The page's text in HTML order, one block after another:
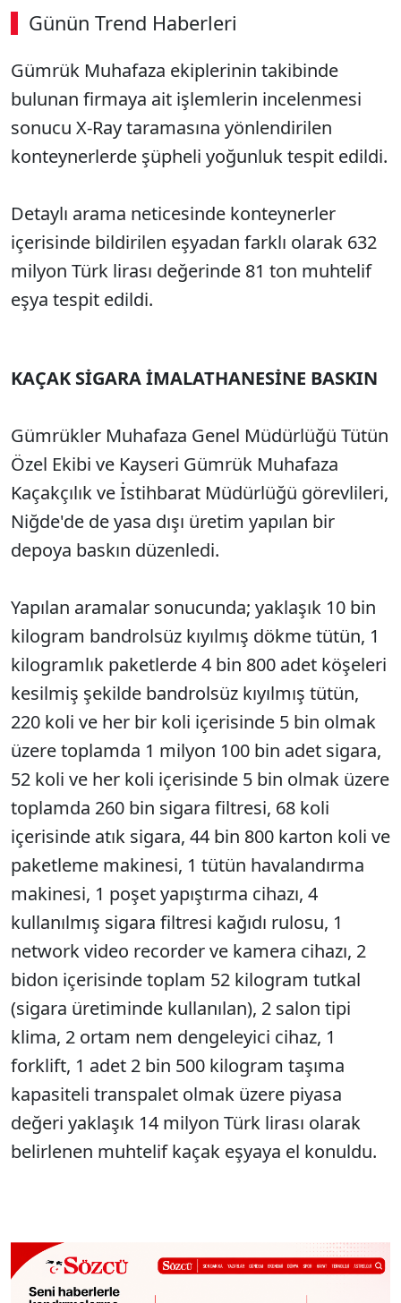
Günün Trend Haberleri
Gümrük Muhafaza ekiplerinin takibinde
bulunan firmaya ait işlemlerin incelenmesi
sonucu X-Ray taramasına yönlendirilen
konteynerlerde şüpheli yoğunluk tespit edildi.
Detaylı arama neticesinde konteynerler
içerisinde bildirilen eşyadan farklı olarak 632
milyon Türk lirası değerinde 81 ton muhtelif
eşya tespit edildi.
KAÇAK SİGARA İMALATHANESİNE BASKIN
Gümrükler Muhafaza Genel Müdürlüğü Tütün
Özel Ekibi ve Kayseri Gümrük Muhafaza
Kaçakçılık ve İstihbarat Müdürlüğü görevlileri,
Niğde'de de yasa dışı üretim yapılan bir
depoya baskın düzenledi.
Yapılan aramalar sonucunda; yaklaşık 10 bin
kilogram bandrolsüz kıyılmış dökme tütün, 1
kilogramlık paketlerde 4 bin 800 adet köşeleri
kesilmiş şekilde bandrolsüz kıyılmış tütün,
220 koli ve her bir koli içerisinde 5 bin olmak
üzere toplamda 1 milyon 100 bin adet sigara,
52 koli ve her koli içerisinde 5 bin olmak üzere
toplamda 260 bin sigara filtresi, 68 koli
içerisinde atık sigara, 44 bin 800 karton koli ve
paketleme makinesi, 1 tütün havalandırma
makinesi, 1 poşet yapıştırma cihazı, 4
kullanılmış sigara filtresi kağıdı rulosu, 1
network video recorder ve kamera cihazı, 2
bidon içerisinde toplam 52 kilogram tutkal
(sigara üretiminde kullanılan), 2 salon tipi
klima, 2 ortam nem dengeleyici cihaz, 1
forklift, 1 adet 2 bin 500 kilogram taşıma
kapasiteli transpalet olmak üzere piyasa
değeri yaklaşık 14 milyon Türk lirası olarak
belirlenen muhtelif kaçak eşyaya el konuldu.